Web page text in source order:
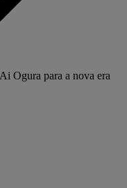
Ogura para a nova era